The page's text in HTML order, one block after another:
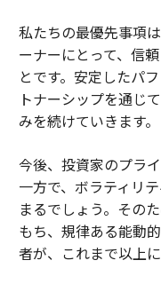
私たちの最優先事項
ーナーにとって、信
とです。安定したパ
トナーシップを通じ
みを続けていきます。
今後、投資家のプラ
一方で、ボラティリ
まるでしょう。その
もち、規律ある能動
者が、これまで以上